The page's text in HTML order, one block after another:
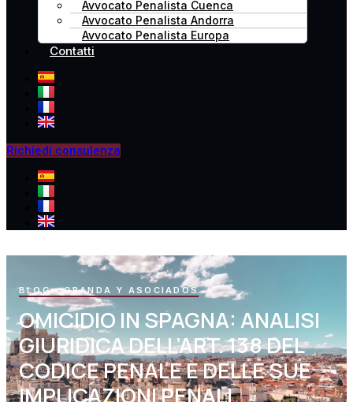
Avvocato Penalista Cuenca
Avvocato Penalista Andorra
Avvocato Penalista Europa
Contatti
Richiedi consulenza
BLOG · GRANDA Y ASOCIADOS
OMICIDIO IN SPAGNA: ANALISI
GIURIDICA DELL’ART. 138 DEL
CODICE PENALE E DELLE SUE
IMPLICAZIONI PENALI